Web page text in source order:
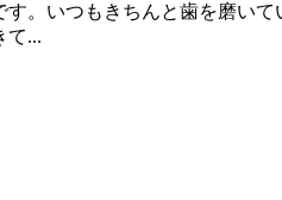
。いつもきちんと歯を磨い
て...